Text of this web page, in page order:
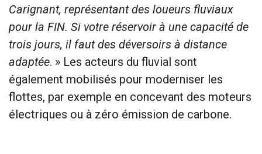
Carignant, représentant des loueurs fluviaux
pour la FIN. Si votre réservoir à une capacité de
trois jours, il faut des déversoirs à distance
adaptée. » Les acteurs du fluvial sont
également mobilisés pour moderniser les
flottes, par exemple en concevant des moteurs
électriques ou à zéro émission de carbone.